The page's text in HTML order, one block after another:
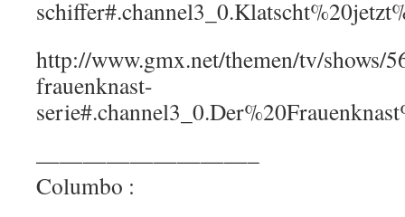
http://www.gmx.net/themen/tv/shows/
frauenknast-
—————————–
Columbo :